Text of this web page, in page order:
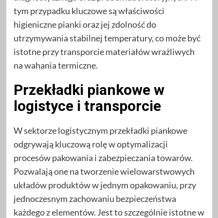
tym przypadku kluczowe są właściwości
higieniczne pianki oraz jej zdolność do
utrzymywania stabilnej temperatury, co może być
istotne przy transporcie materiałów wrażliwych
na wahania termiczne.
Przekładki piankowe w
logistyce i transporcie
W sektorze logistycznym przekładki piankowe
odgrywają kluczową rolę w optymalizacji
procesów pakowania i zabezpieczania towarów.
Pozwalają one na tworzenie wielowarstwowych
układów produktów w jednym opakowaniu, przy
jednoczesnym zachowaniu bezpieczeństwa
każdego z elementów. Jest to szczególnie istotne w